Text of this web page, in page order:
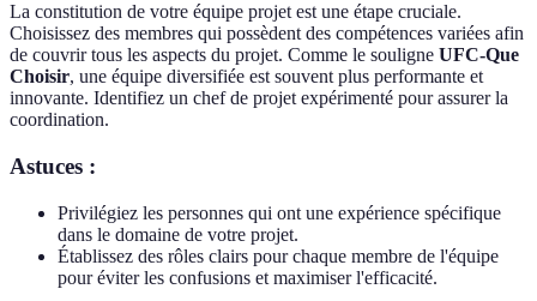
La constitution de votre équipe projet est une étape cruciale.
Choisissez des membres qui possèdent des compétences variées afin
de couvrir tous les aspects du projet. Comme le souligne UFC-Que
Choisir, une équipe diversifiée est souvent plus performante et
innovante. Identifiez un chef de projet expérimenté pour assurer la
coordination.
Astuces :
Privilégiez les personnes qui ont une expérience spécifique
dans le domaine de votre projet.
Établissez des rôles clairs pour chaque membre de l'équipe
pour éviter les confusions et maximiser l'efficacité.